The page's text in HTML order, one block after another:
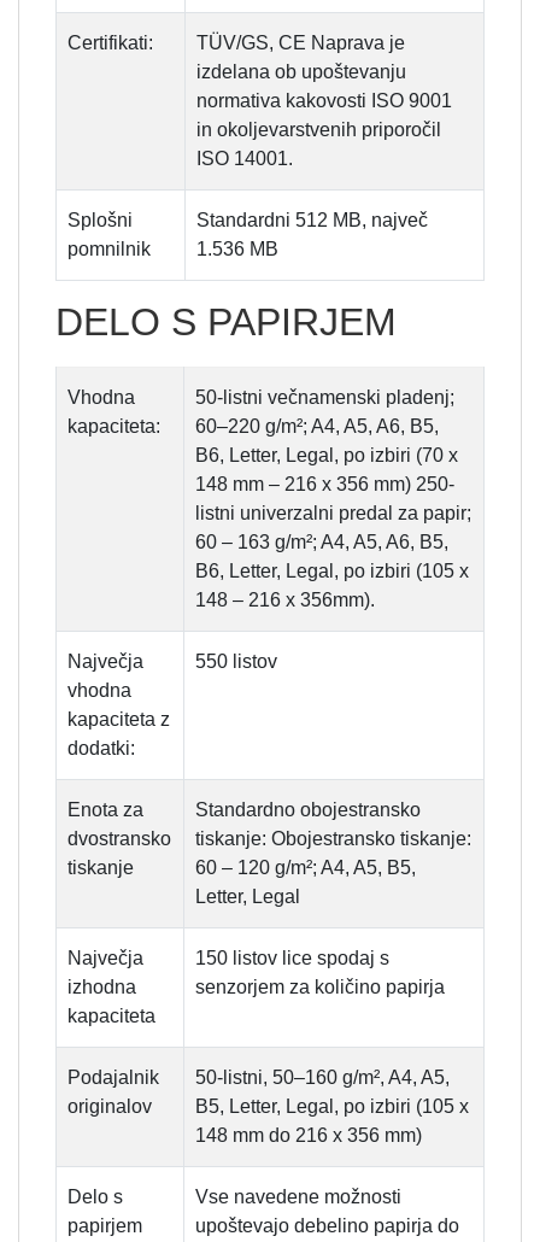
Certifikati:
TÜV/GS, CE Naprava je
izdelana ob upoštevanju
normativa kakovosti ISO 9001
in okoljevarstvenih priporočil
ISO 14001.
Splošni
pomnilnik
Standardni 512 MB, največ
1.536 MB
DELO S PAPIRJEM
Vhodna
kapaciteta:
50-listni večnamenski pladenj;
60–220 g/m²; A4, A5, A6, B5,
B6, Letter, Legal, po izbiri (70 x
148 mm – 216 x 356 mm) 250-
listni univerzalni predal za papir;
60 – 163 g/m²; A4, A5, A6, B5,
B6, Letter, Legal, po izbiri (105 x
148 – 216 x 356mm).
Največja
vhodna
kapaciteta z
dodatki:
550 listov
Enota za
dvostransko
tiskanje
Standardno obojestransko
tiskanje: Obojestransko tiskanje:
60 – 120 g/m²; A4, A5, B5,
Letter, Legal
Največja
izhodna
kapaciteta
150 listov lice spodaj s
senzorjem za količino papirja
Podajalnik
originalov
50-listni, 50–160 g/m², A4, A5,
B5, Letter, Legal, po izbiri (105 x
148 mm do 216 x 356 mm)
Delo s
papirjem
Vse navedene možnosti
upoštevajo debelino papirja do